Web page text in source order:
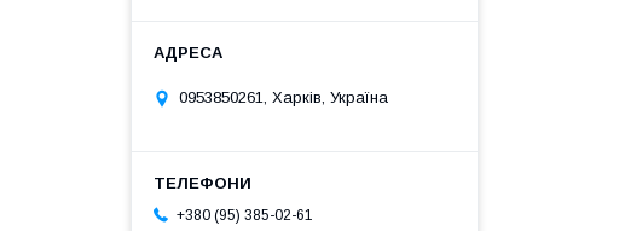
0953850261, Харків, Україна
+380 (95) 385-02-61